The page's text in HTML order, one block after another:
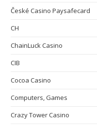
České Casino Paysafecard
CH
ChainLuck Casino
CIB
Cocoa Casino
Computers, Games
Crazy Tower Сasino